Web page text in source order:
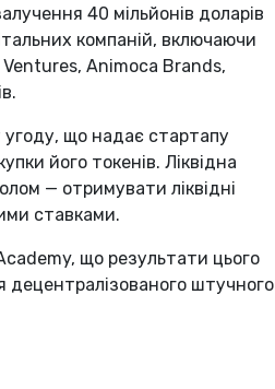
40 мільйонів доларів
компаній, включаючи
Animoca Brands,
угоду, що надає стартапу
його токенів. Ліквідна
— отримувати ліквідні
ставками.
що результати цього
децентралізованого штучного